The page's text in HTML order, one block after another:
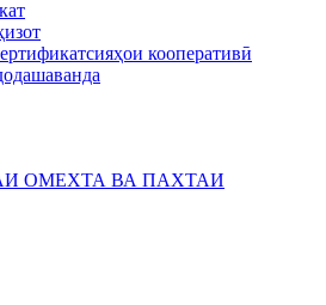
кооперативӣ
ОМЕХТА ВА ПАХТАИ